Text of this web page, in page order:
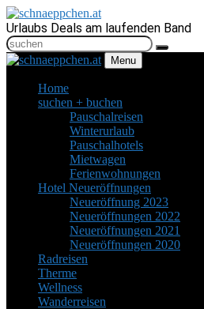
Urlaubs Deals am laufenden Band
Menu
Home
suchen + buchen
Pauschalreisen
Winterurlaub
Pauschalhotels
Mietwagen
Ferienwohnungen
Hotel Neueröffnungen
Neueröffnung 2023
Neueröffnungen 2022
Neueröffnungen 2021
Neueröffnungen 2020
Radreisen
Therme
Wellness
Wanderreisen